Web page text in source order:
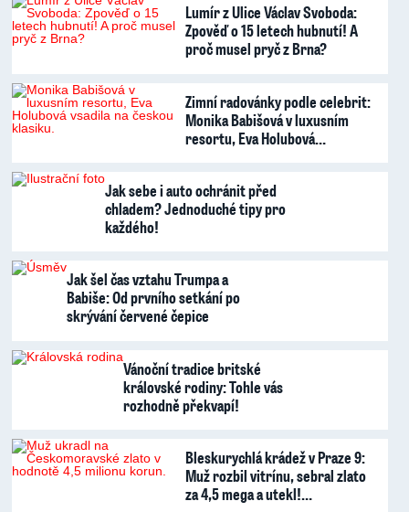
Lumír z Ulice Václav Svoboda:
Zpověď o 15 letech hubnutí! A
proč musel pryč z Brna?
Zimní radovánky podle celebrit:
Monika Babišová v luxusním
resortu, Eva Holubová…
Jak sebe i auto ochránit před
chladem? Jednoduché tipy pro
každého!
Jak šel čas vztahu Trumpa a
Babiše: Od prvního setkání po
skrývání červené čepice
Vánoční tradice britské
královské rodiny: Tohle vás
rozhodně překvapí!
Bleskurychlá krádež v Praze 9:
Muž rozbil vitrínu, sebral zlato
za 4,5 mega a utekl!…